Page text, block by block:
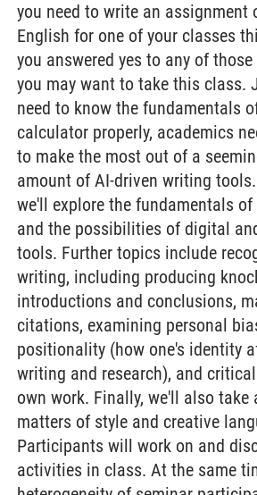
you need to write an assignment
English for one of your classes
you answered yes to any of
you may want to take this class.
need to know the fundamentals
calculator properly, academics
to make the most out of a
amount of AI-driven writing
we'll explore the fundamentals
and the possibilities of digital
tools. Further topics include
writing, including producing
introductions and conclusions,
citations, examining personal
positionality (how one's identity
writing and research), and
own work. Finally, we'll also take
matters of style and creative
Participants will work on and
activities in class. At the same